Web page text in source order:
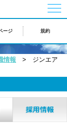
ージ 規約
情報 > ジンエア